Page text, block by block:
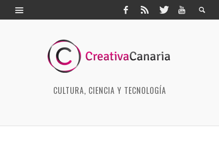
CULTURA, CIENCIA Y TECNOLOGÍA